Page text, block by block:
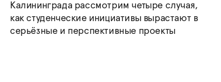
Калининграда рассмотрим четыре случая,
как студенческие инициативы вырастают в
серьёзные и перспективные проекты